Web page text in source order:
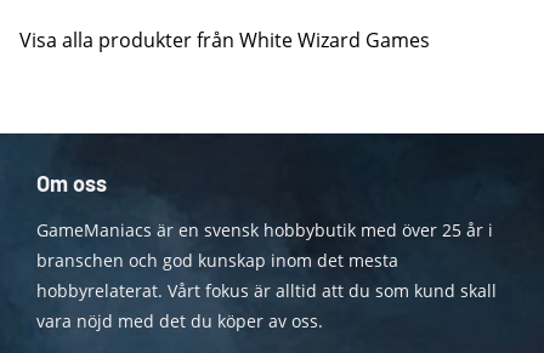
Visa alla produkter från White Wizard Games
Om oss
GameManiacs är en svensk hobbybutik med över 25 år i
branschen och god kunskap inom det mesta
hobbyrelaterat. Vårt fokus är alltid att du som kund skall
vara nöjd med det du köper av oss.